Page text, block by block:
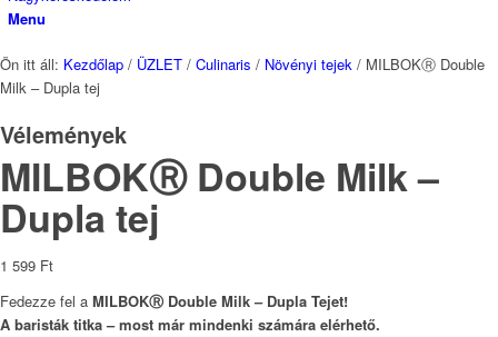
Menu
Ön itt áll: Kezdőlap / ÜZLET / Culinaris / Növényi tejek / MILBOKⓇ Double
Milk – Dupla tej
Vélemények
MILBOKⓇ Double Milk –
Dupla tej
1 599 Ft
Fedezze fel a MILBOKⓇ Double Milk – Dupla Tejet!
A baristák titka – most már mindenki számára elérhető.